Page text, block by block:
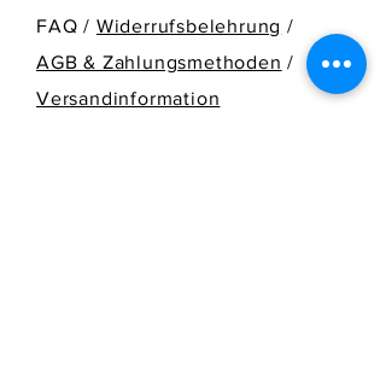
FAQ / Widerrufsbelehrung /
AGB & Zahlungsmethoden /
Versandinformation